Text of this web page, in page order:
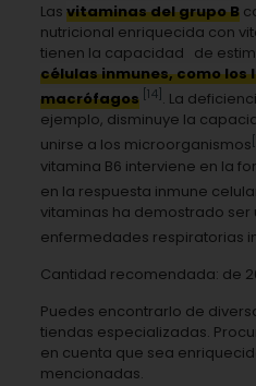
Las vitaminas del grupo B
nutricional enriquecida con
tienen la capacidad de
células inmunes, como los
macrófagos [14] . La
ejemplo, disminuye la
unirse a los microorganismos
vitamina B6 interviene en la
en la respuesta inmune
vitaminas ha demostrado ser
enfermedades respiratorias
Cantidad recomendada: de
Puedes encontrarlo de
tiendas especializadas.
en cuenta que sea
mencionadas.